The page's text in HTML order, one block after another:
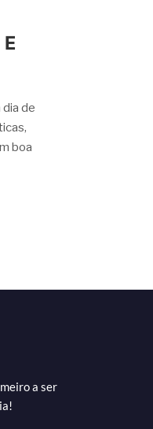
de
boa
a ser